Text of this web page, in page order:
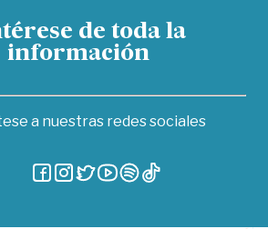
de toda la
información
a nuestras redes sociales